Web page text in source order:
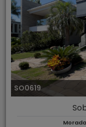
SO0619